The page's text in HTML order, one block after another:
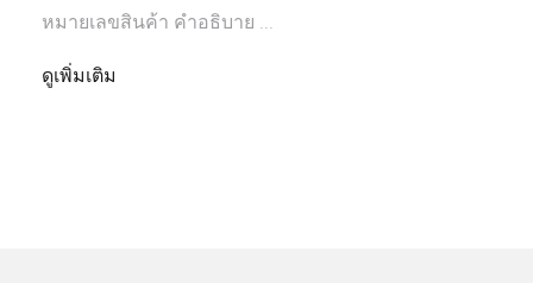
หมายเลขสินค้า คำอธิบาย ...
ดูเพิ่มเติม